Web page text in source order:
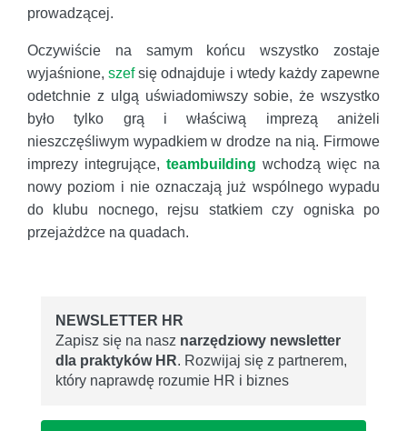
prowadzącej.
Oczywiście na samym końcu wszystko zostaje
wyjaśnione,szefsię odnajduje i wtedy każdy zapewne
odetchnie z ulgą uświadomiwszy sobie, że wszystko
było tylko grą i właściwą imprezą aniżeli
nieszczęśliwym wypadkiem w drodze na nią. Firmowe
imprezy integrujące, teambuilding wchodzą więc na
nowy poziom i nie oznaczają już wspólnego wypadu
do klubu nocnego, rejsu statkiem czy ogniska po
przejażdżce na quadach.
NEWSLETTER HR
Zapisz się na nasz narzędziowy newsletter
dla praktyków HR. Rozwijaj się z partnerem,
który naprawdę rozumie HR i biznes